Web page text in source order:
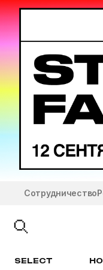
Сотрудничество
SELECT